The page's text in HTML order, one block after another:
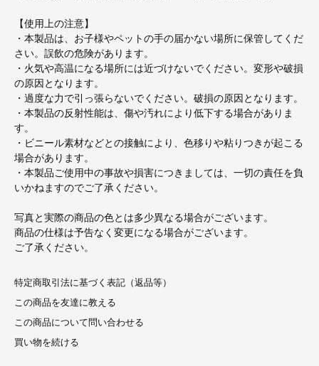
【使用上の注意】
・本製品は、お子様やペットの手の届かない場所に保管してくだ
さい。誤飲の危険があります。
・火気や高温になる場所には近づけないでください。変形や破損
の原因となります。
・過度な力で引っ張らないでください。破損の原因となります。
・本製品の反射性能は、傷や汚れにより低下する場合がありま
す。
・ビニール素材などとの接触により、色移りや粘りつきが起こる
場合があります。
・本製品ご使用中の事故や損害につきましては、一切の責任を負
いかねますのでご了承ください。
写真と実際の商品の色とは多少異なる場合がございます。
商品の仕様は予告なく変更になる場合がございます。
ご了承ください。
特定商取引法に基づく表記（返品等）
この商品を友達に教える
この商品について問い合わせる
買い物を続ける